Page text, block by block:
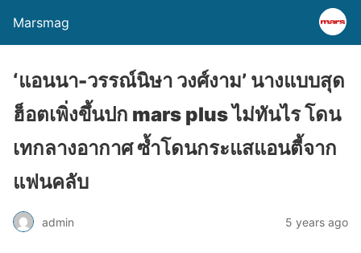
Marsmag
‘แอนนา-วรรณ์นิษา วงศ์งาม’ นางแบบสุด
ฮ็อตเพิ่งขึ้นปก mars plus ไม่ทันไร โดน
เทกลางอากาศ ซ้ำโดนกระแสแอนตี้จาก
แฟนคลับ
admin 5 years ago